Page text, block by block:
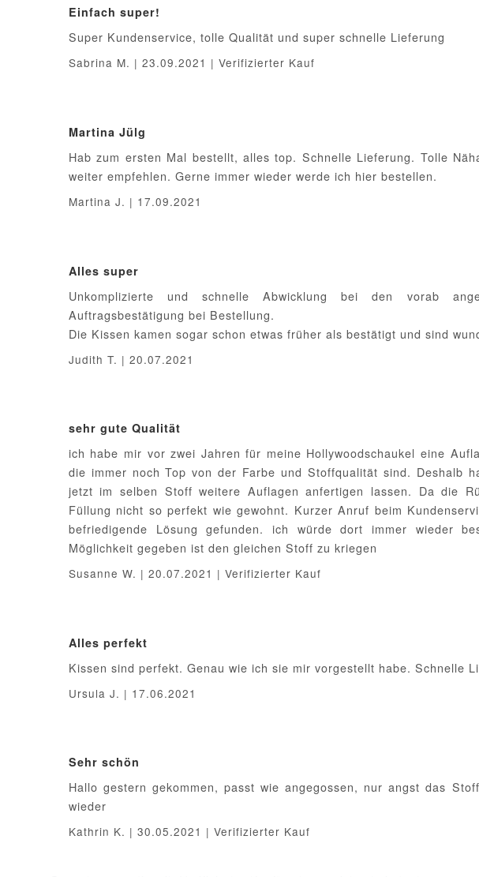
Einfach super!
Super Kundenservice, tolle Qualität und super schnelle Lieferung
Sabrina M. | 23.09.2021 | Verifizierter Kauf
Martina Jülg
Hab zum ersten Mal bestellt, alles top. Schnelle Lieferung. Tolle
weiter empfehlen. Gerne immer wieder werde ich hier bestellen.
Martina J. | 17.09.2021
Alles super
Unkomplizierte und schnelle Abwicklung bei den vorab
Auftragsbestätigung bei Bestellung.
Die Kissen kamen sogar schon etwas früher als bestätigt und sind
Judith T. | 20.07.2021
sehr gute Qualität
ich habe mir vor zwei Jahren für meine Hollywoodschaukel eine
die immer noch Top von der Farbe und Stoffqualität sind. Deshalb
jetzt im selben Stoff weitere Auflagen anfertigen lassen. Da die
Füllung nicht so perfekt wie gewohnt. Kurzer Anruf beim
befriedigende Lösung gefunden. ich würde dort immer wieder
Möglichkeit gegeben ist den gleichen Stoff zu kriegen
Susanne W. | 20.07.2021 | Verifizierter Kauf
Alles perfekt
Kissen sind perfekt. Genau wie ich sie mir vorgestellt habe. Schnelle
Ursula J. | 17.06.2021
Sehr schön
Hallo gestern gekommen, passt wie angegossen, nur angst das
wieder
Kathrin K. | 30.05.2021 | Verifizierter Kauf